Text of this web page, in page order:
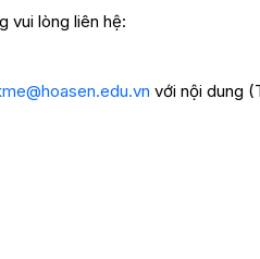
vui lòng liên hệ:
với nội dung